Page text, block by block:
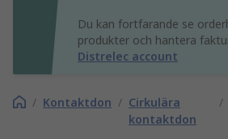
Du kan fortfarande se
produkter och hantera
Distrelec account
/ Kontaktdon / Cirkulära
kontaktdon
/